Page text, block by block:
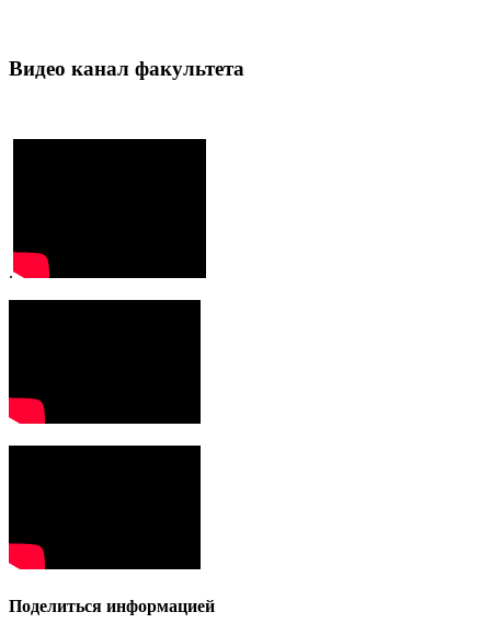
Видео канал факультета
.
Поделиться информацией